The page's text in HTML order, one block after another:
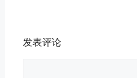
发表评论